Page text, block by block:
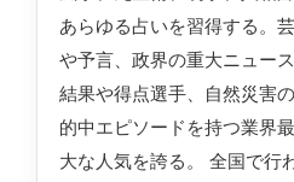
あらゆる占いを習得する。
や予言、政界の重大ニュー
結果や得点選手、自然災害
的中エピソードを持つ業界
大な人気を誇る。 全国で行